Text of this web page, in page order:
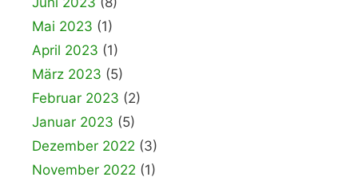
Mai 2023 (1)
April 2023 (1)
März 2023 (5)
Februar 2023 (2)
Januar 2023 (5)
Dezember 2022 (3)
November 2022 (1)